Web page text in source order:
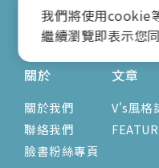
營業時間：9:00am-
( 公休日詳見臉書粉專
關於
關於我們
聯絡我們
臉書粉絲專頁
文章
V's風格
我們將使用cookie
繼續瀏覽即表示您